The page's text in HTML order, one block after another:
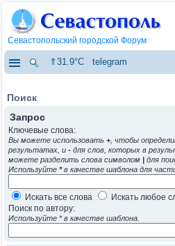
Севастопольский городской Форум
⇑31.9°C telegram
Поиск
Запрос
Ключевые слова:
Вы можете использовать +, чтобы
результатах, и - для слов, которых в
можете разделить слова символом | для
Используйте *в качестве шаблона для
Искать все слова
Искать любое
Поиск по автору:
Используйте * в качестве шаблона.